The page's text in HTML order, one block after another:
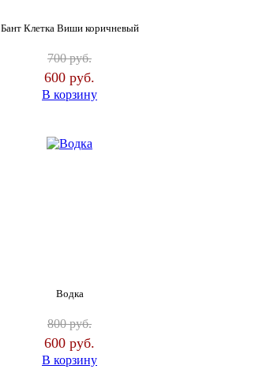
Бант Клетка Виши коричневый
700руб.
600 руб.
В корзину
Водка
800руб.
600 руб.
В корзину